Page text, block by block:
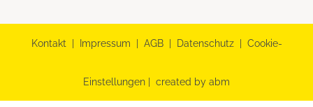
Kontakt | Impressum | AGB| Datenschutz| Cookie-
Einstellungen | created by abm